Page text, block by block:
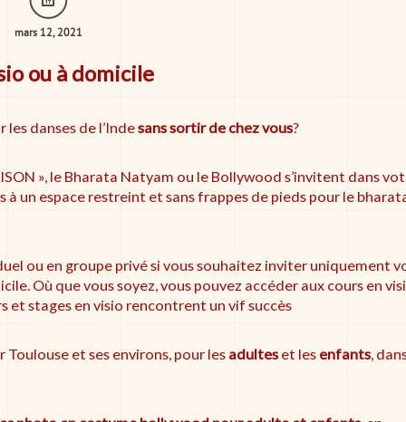
mars 12, 2021
ou à domicile
danses de l’Indesans sortir de chez vous?
», le Bharata Natyam ou le Bollywood s’invitent dans
à un espace restreint et sans frappes de pieds pour le
ou en groupe privé si vous souhaitez inviter uniquement
Où que vous soyez, vous pouvez accéder aux cours en
et stages en visio rencontrent un vif succès
Toulouse et ses environs, pour les adultes et les enfants,